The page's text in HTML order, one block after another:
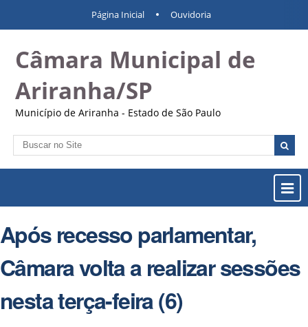
Página Inicial Ouvidoria
Câmara Municipal de
Ariranha/SP
Município de Ariranha - Estado de São Paulo
Busca
ou
Após recesso parlamentar,
Câmara volta a realizar sessões
nesta terça-feira (6)